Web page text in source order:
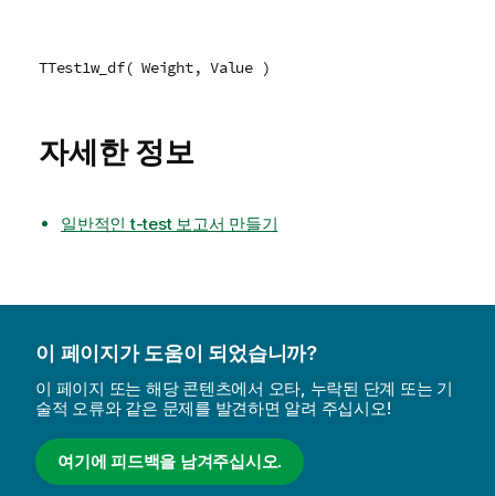
TTest1w_df( Weight, Value )
자세한 정보
일반적인 t-test 보고서 만들기
이 페이지가 도움이 되었습니까?
이 페이지 또는 해당 콘텐츠에서 오타, 누락된 단계 또는 기
술적 오류와 같은 문제를 발견하면 알려 주십시오!
여기에 피드백을 남겨주십시오.